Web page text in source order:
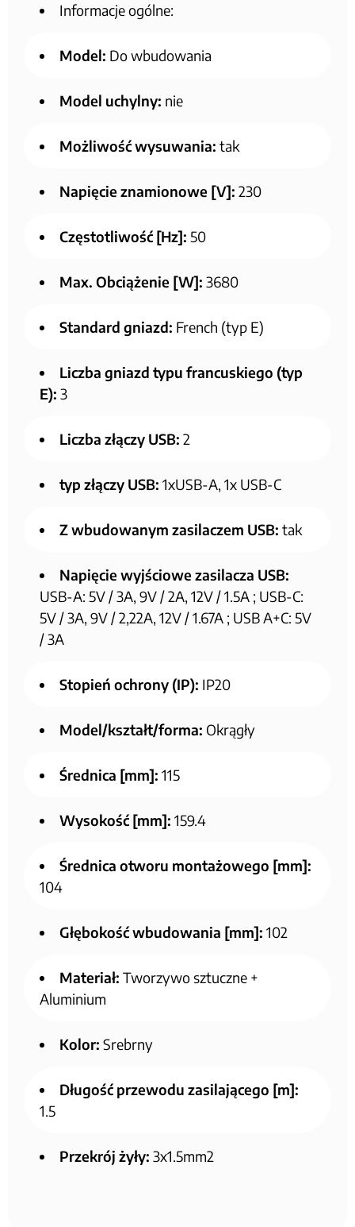
Informacje ogólne:
Model: Do wbudowania
Model uchylny: nie
Możliwość wysuwania: tak
Napięcie znamionowe [V]: 230
Częstotliwość [Hz]: 50
Max. Obciążenie [W]: 3680
Standard gniazd: French (typ E)
Liczba gniazd typu francuskiego (typ
E): 3
Liczba złączy USB: 2
typ złączy USB: 1xUSB-A, 1x USB-C
Z wbudowanym zasilaczem USB: tak
Napięcie wyjściowe zasilacza USB:
USB-A: 5V / 3A, 9V / 2A, 12V / 1.5A ; USB-C:
5V / 3A, 9V / 2,22A, 12V / 1.67A ; USB A+C: 5V
/ 3A
Stopień ochrony (IP): IP20
Model/kształt/forma: Okrągły
Średnica [mm]: 115
Wysokość [mm]: 159.4
Średnica otworu montażowego [mm]:
104
Głębokość wbudowania [mm]: 102
Materiał: Tworzywo sztuczne +
Aluminium
Kolor: Srebrny
Długość przewodu zasilającego [m]:
1.5
Przekrój żyły: 3x1.5mm2